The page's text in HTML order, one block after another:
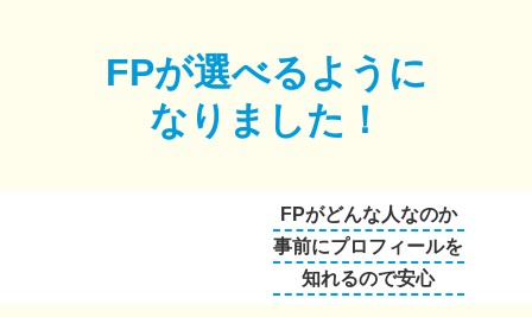
FPが選べるように
なりました！
FPがどんな人なのか
事前にプロフィールを
知れるので安心